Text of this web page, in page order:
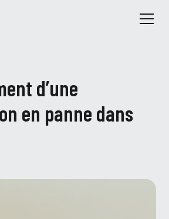
d’une
en panne dans